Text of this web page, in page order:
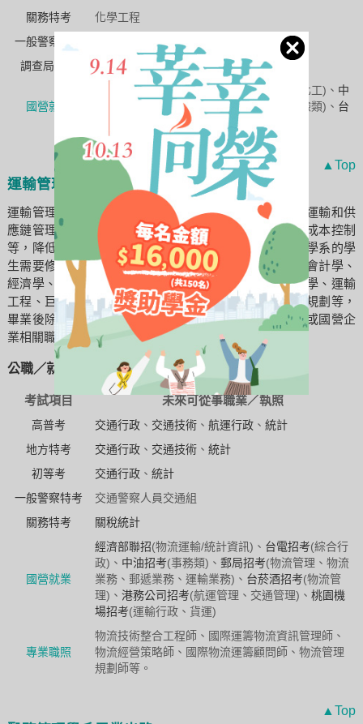
關務特考
化學工程
一般警察特考
調查局特考
化學鑑識組
國營就業
經濟部聯招(化學、化工製程)、台灣菸酒 (化工)、 中
、安環類)、 ( 操作類乙 、化驗類)、 台
▲Top
運輸管理學系畢業出路
運輸管理學系涵蓋物流和運輸規劃，培養學生在物流、運輸和供
應鏈管理領域的專業。學生將學習運輸系統設計、運輸成本控制
等，降低企業物流成本、提高產品運輸效率。運輸管理學系的學
生需要修業的學科有微積分、計算機概論、程式設計、會計學、
經濟學、運輸學、交通工程、線性代數、統計學、管理學、運輸
工程、巨集程式與資料分析應用、物流運籌管理、運輸規劃等，
畢業後除了進入相關產業任職，也可以考慮報考公部門或國營企
業相關職務。
公職／就業考試推薦：
考試項目 未來可從事職業／執照
高普考 交通行政、 交通技術、 航運行政、 統計
地方特考
交通行政、 交通技術、 統計
初等考
交通行政、 統計
一般警察特考
交通警察人員交通組
關務特考
關稅統計
國營就業
經濟部聯招(物流運輸/統計資訊)、 台電招考(綜合行
政)、 中油招考(事務類)、 郵局招考(物流管理、物流
業務、郵遞業務、運輸業務)、 台菸酒招考(物流管
理)、 港務公司招考(航運管理、交通管理)、 桃園機
場招考(運輸行政、貨運)
專業職照
物流技術整合工程師、國際運籌物流資訊管理師、
物流經營策略師、國際物流運籌顧問師、物流管理
規劃師等。
▲Top